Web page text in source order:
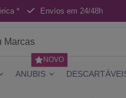
* Envíos em 24/48h
ANUBIS
NOVO